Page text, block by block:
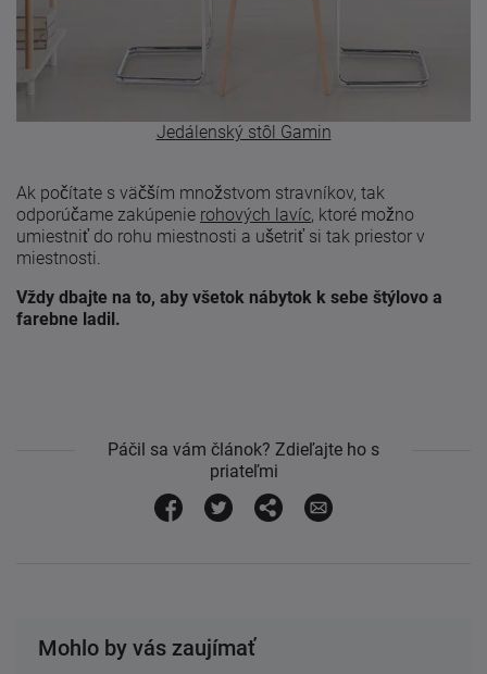
Mohlo by vás zaujímať
Jedálenský stôl Gamin
Ak počítate s väčším množstvom stravníkov, tak
odporúčame zakúpenie rohových lavíc, ktoré možno
umiestniť do rohu miestnosti a ušetriť si tak priestor v
miestnosti.
Vždy dbajte na to, aby všetok nábytok k sebe štýlovo a
farebne ladil.
Páčil sa vám článok? Zdieľajte ho s
priateľmi